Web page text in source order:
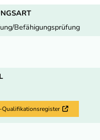
Befähigungsprüfung
Qualifikationsregister Externer